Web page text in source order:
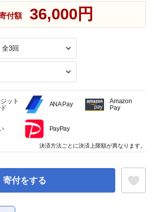
付額 36,000円
寄付をする
ット
ANA Pay
Amazon
Pay
PayPay
決済方法ごとに決済上限額が異なります。